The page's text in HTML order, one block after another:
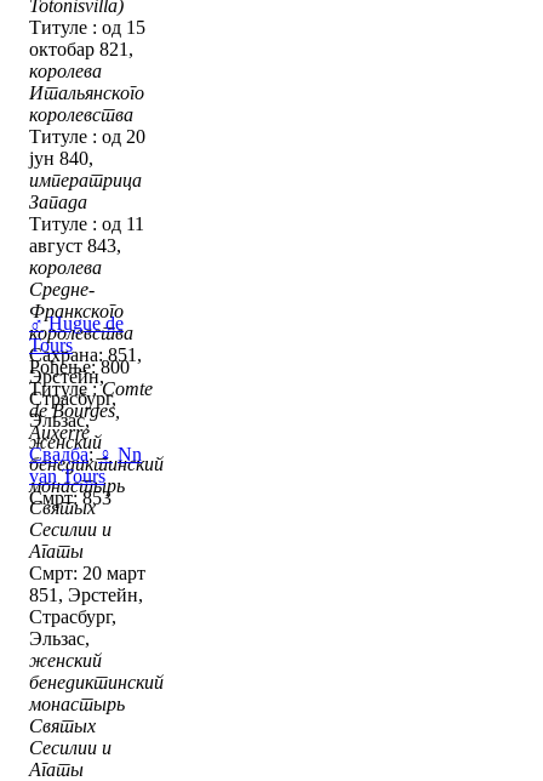
Totonisvilla)
Титуле : од 15
октобар 821,
королева
Итальянского
королевства
Титуле : од 20
јун 840,
императрица
Запада
Титуле : од 11
август 843,
королева
Средне-
Франкского
королевства
Сахрана: 851,
Эрстейн,
Страсбург,
Эльзас,
женский
бенедиктинский
монастырь
Святых
Сесилии и
Агаты
Смрт: 20 март
851, Эрстейн,
Страсбург,
Эльзас,
женский
бенедиктинский
монастырь
Святых
Сесилии и
Агаты
♂ Hugue de
Tours
Рођење: 800
Титуле :Comte
de Bourges,
Auxerre
Свадба:♀ Nn
van Tours
Смрт: 853